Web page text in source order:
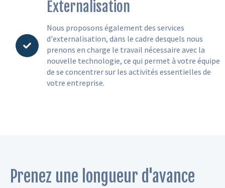
Externalisation
Nous proposons également des services
d'externalisation, dans le cadre desquels nous
prenons en charge le travail nécessaire avec la
nouvelle technologie, ce qui permet à votre équipe
de se concentrer sur les activités essentielles de
votre entreprise.
Prenez une longueur d'avance